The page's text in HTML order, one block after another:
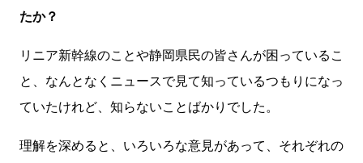
たか？
リニア新幹線のことや静岡県民の皆さんが困っているこ
と、なんとなくニュースで見て知っているつもりになっ
ていたけれど、知らないことばかりでした。
理解を深めると、いろいろな意見があって、それぞれの